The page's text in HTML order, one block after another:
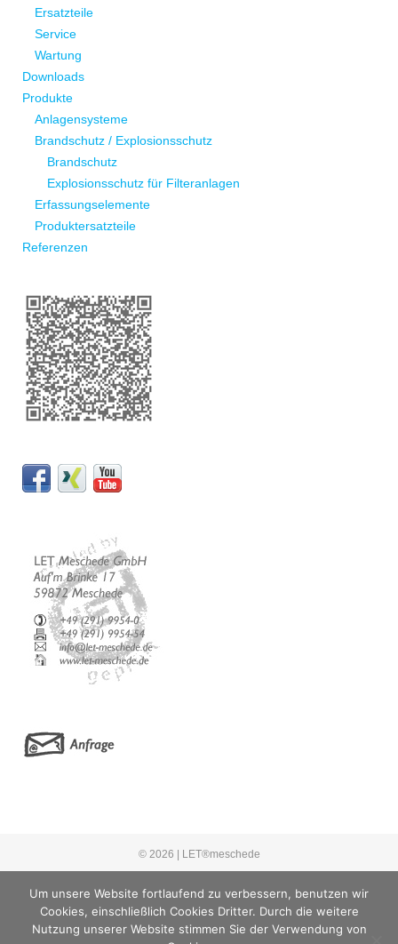
Ersatzteile
Service
Wartung
Downloads
Produkte
Anlagensysteme
Brandschutz / Explosionsschutz
Brandschutz
Explosionsschutz für Filteranlagen
Erfassungselemente
Produktersatzteile
Referenzen
© 2026 | LET®meschede
Impressum Datenschutz Kontakt Wir über uns
Um unsere Website fortlaufend zu verbessern, benutzen wir
Cookies, einschließlich Cookies Dritter. Durch die weitere
Nutzung unserer Website stimmen Sie der Verwendung von